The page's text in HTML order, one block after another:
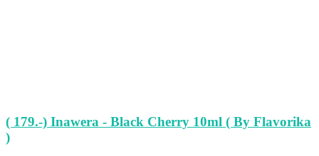
( 179.-) Inawera - Black Cherry 10ml ( By Flavorika
)